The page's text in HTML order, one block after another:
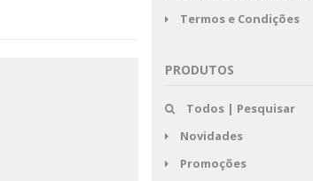
Termos e Condições
PRODUTOS
Todos | Pesquisar
Novidades
Promoções